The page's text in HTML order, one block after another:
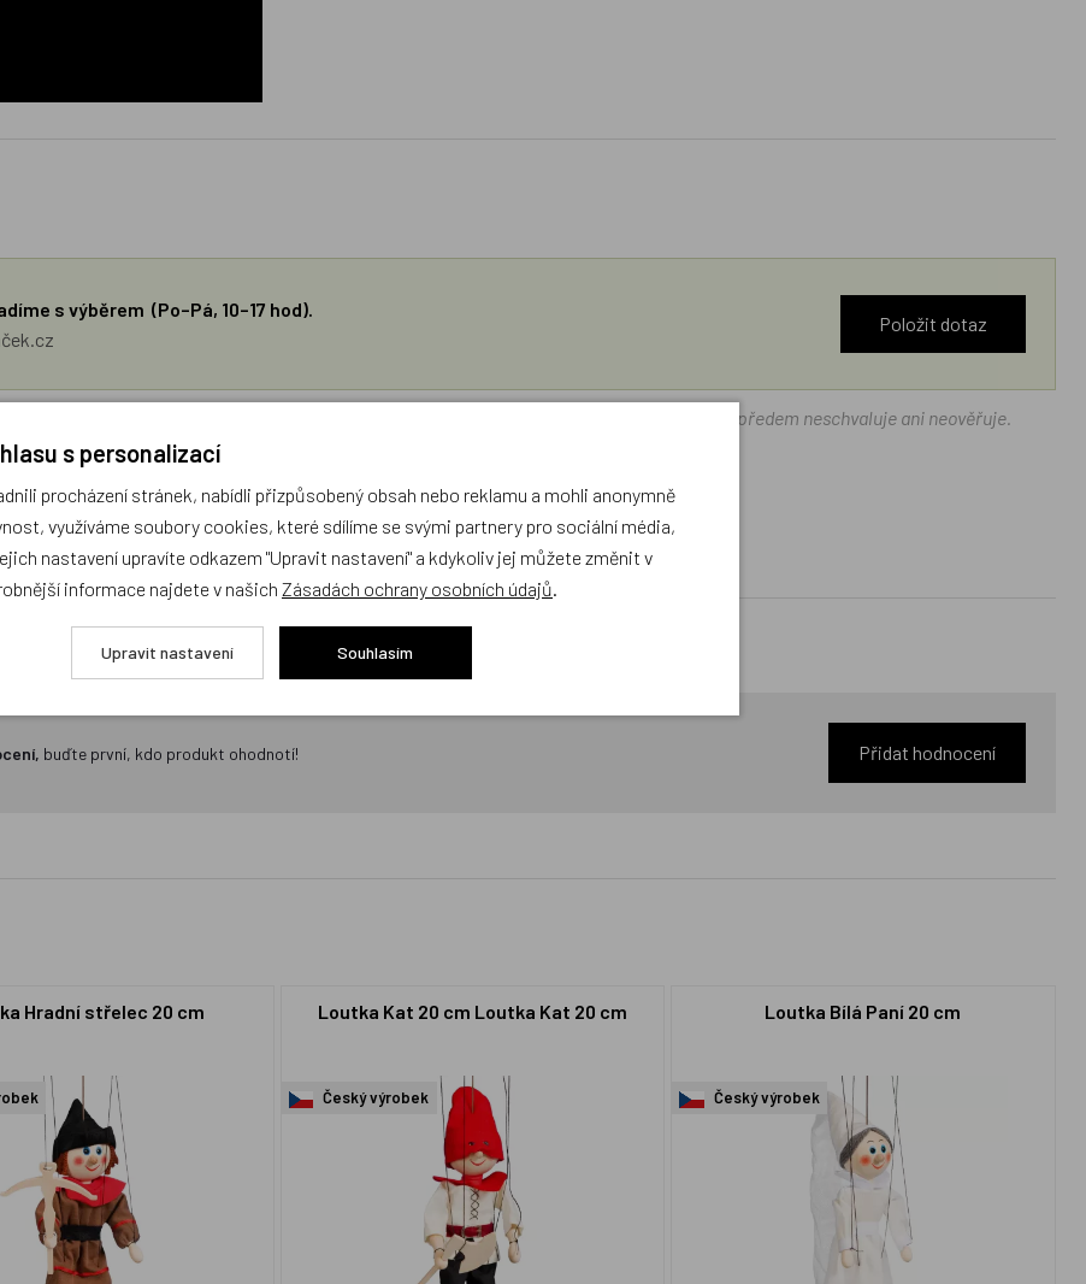
s výběrem (Po–Pá, 10–17 hod).
Položit dotaz
výhradně názory a stanoviska zákazníků. Provozovatel e-shopu Dráček.cz texty zákazníků předem neschvaluje ani neověřuje.
Zatím zde nejsou žádné dotazy. Buďte první, kdo se zeptá!
buďte první, kdo produkt ohodnotí! Přidat hodnocení
Hradní střelec 20 cm Loutka Kat 20 cm Loutka Kat 20 cm
Český výrobek
Loutka Bílá Paní 20 cm
Český výrobek
s personalizací
procházení stránek, nabídli přizpůsobený obsah nebo reklamu a mohli anonymně
využíváme soubory cookies, které sdílíme se svými partnery pro sociální média,
nastavení upravíte odkazem "Upravit nastavení" a kdykoliv jej můžete změnit v
informace najdete v našich Zásadách ochrany osobních údajů
Upravit nastavení Souhlasím